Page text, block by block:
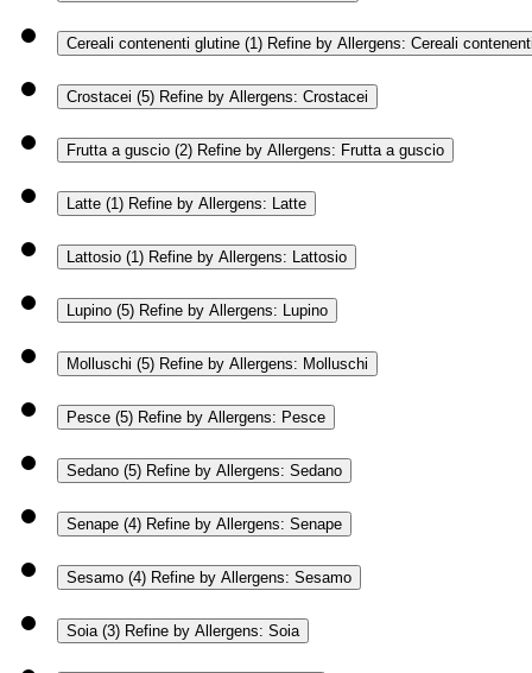
Cereali contenenti glutine (1) Refine by Allergens: Cereali
Crostacei (5) Refine by Allergens: Crostacei
Frutta a guscio (2) Refine by Allergens: Frutta a guscio
Latte (1) Refine by Allergens: Latte
Lattosio (1) Refine by Allergens: Lattosio
Lupino (5) Refine by Allergens: Lupino
Molluschi (5) Refine by Allergens: Molluschi
Pesce (5) Refine by Allergens: Pesce
Sedano (5) Refine by Allergens: Sedano
Senape (4) Refine by Allergens: Senape
Sesamo (4) Refine by Allergens: Sesamo
Soia (3) Refine by Allergens: Soia